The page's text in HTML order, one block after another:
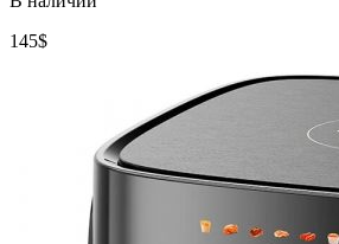
145$